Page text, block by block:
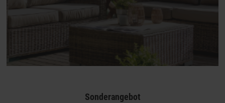
Sonderangebot